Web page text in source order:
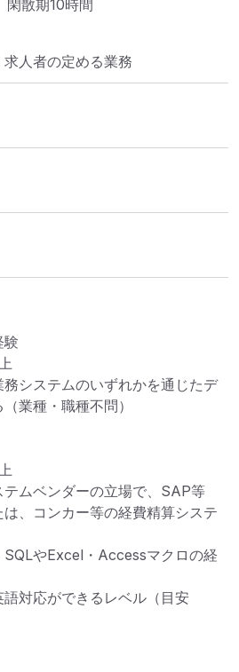
閑散期10時間
人者の定める業務
験
システムのいずれかを通じたデ
業種・職種不問）
ムベンダーの立場で、SAP等
、コンカー等の経費精算システ
やExcel・Accessマクロの経
対応ができるレベル（目安